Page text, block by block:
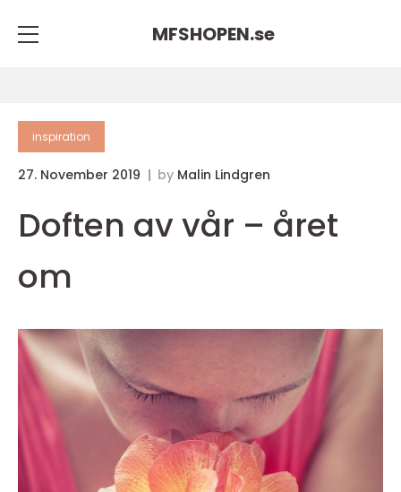
MFSHOPEN.se
inspiration
27. November 2019 by Malin Lindgren
Doften av vår – året
om